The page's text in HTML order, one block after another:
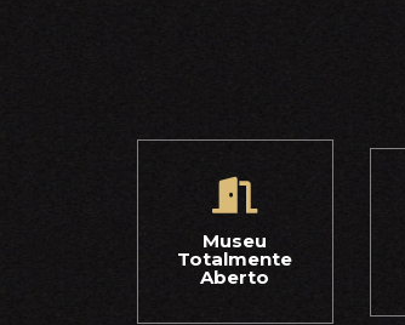
Museu
Totalmente
Aberto